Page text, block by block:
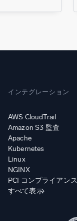
インテグレーション
AWS CloudTrail
Amazon S3 監査
Apache
Kubernetes
Linux
NGINX
PCI コンプライアンス
すべて表示